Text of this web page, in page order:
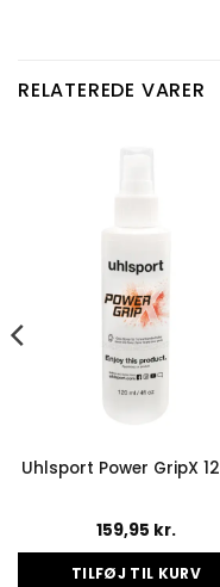
RELATEREDE VARER
Uhlsport Power GripX
159,95 kr.
TILFØJ TIL KURV